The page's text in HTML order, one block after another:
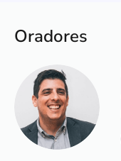
Oradores